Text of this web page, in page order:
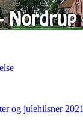
og julehilsner 2021